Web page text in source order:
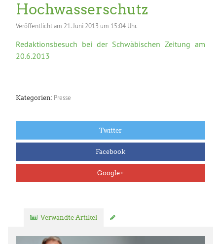
Hochwasserschutz
Veröffentlicht am 21. Juni 2013 um 15:04 Uhr.
Redaktionsbesuch bei der Schwäbischen Zeitung am
20.6.2013
Kategorien: Presse
Twitter
Facebook
Google+
Verwandte Artikel